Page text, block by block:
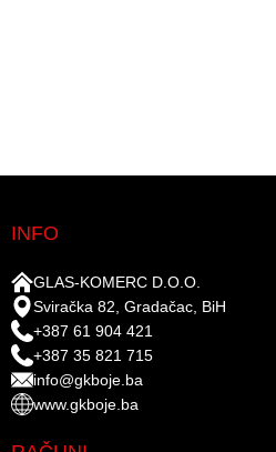
INFO
GLAS-KOMERC D.O.O.
Sviračka 82, Gradačac, BiH
+387 61 904 421
+387 35 821 715
info@gkboje.ba
www.gkboje.ba